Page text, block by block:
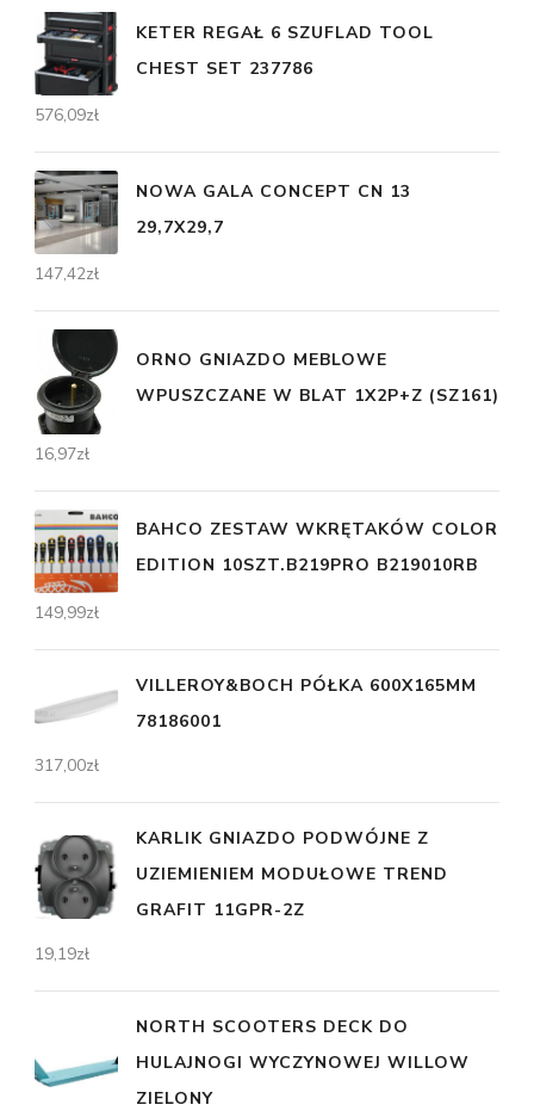
KETER REGAŁ 6 SZUFLAD TOOL
CHEST SET 237786
576,09zł
NOWA GALA CONCEPT CN 13
29,7X29,7
147,42zł
ORNO GNIAZDO MEBLOWE
WPUSZCZANE W BLAT 1X2P+Z (SZ161)
16,97zł
BAHCO ZESTAW WKRĘTAKÓW COLOR
EDITION 10SZT.B219PRO B219010RB
149,99zł
VILLEROY&BOCH PÓŁKA 600X165MM
78186001
317,00zł
KARLIK GNIAZDO PODWÓJNE Z
UZIEMIENIEM MODUŁOWE TREND
GRAFIT 11GPR-2Z
19,19zł
NORTH SCOOTERS DECK DO
HULAJNOGI WYCZYNOWEJ WILLOW
ZIELONY